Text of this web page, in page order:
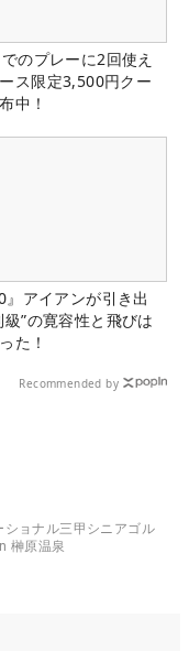
のプレーに2回使え
ス限定3,500円クー
中！
』アイアンが引き出
級”の寛容性と飛びは
た！
Recommended by
ショナル三甲シニアゴル
榊原温泉